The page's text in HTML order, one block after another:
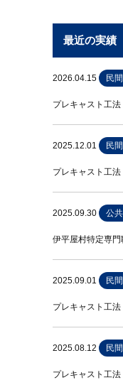
最近の実績
2026.04.15 民
プレキャスト工
2025.12.01 民
プレキャスト工
2025.09.30 公
伊平屋村特定専
2025.09.01 民
プレキャスト工
2025.08.12 民
プレキャスト工